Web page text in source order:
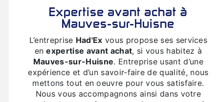
expertise avant achat à
Mauves-sur-Huisne
L’entreprise Had'Ex vous propose ses services
enexpertise avant achat, si vous habitez à
Mauves-sur-Huisne. Entreprise usant d’une
expérience et d’un savoir-faire de qualité, nous
mettons tout en oeuvre pour vous satisfaire.
Nous vous accompagnons ainsi dans votre